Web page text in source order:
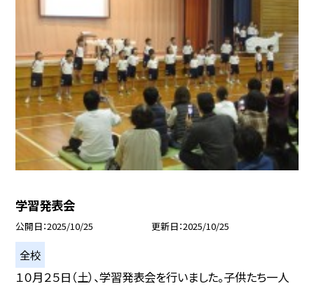
学習発表会
公開日 2025/10/25 更新日 2025/10/25
全校
１０月２５日（土）、学習発表会を行いました。子供たち一人